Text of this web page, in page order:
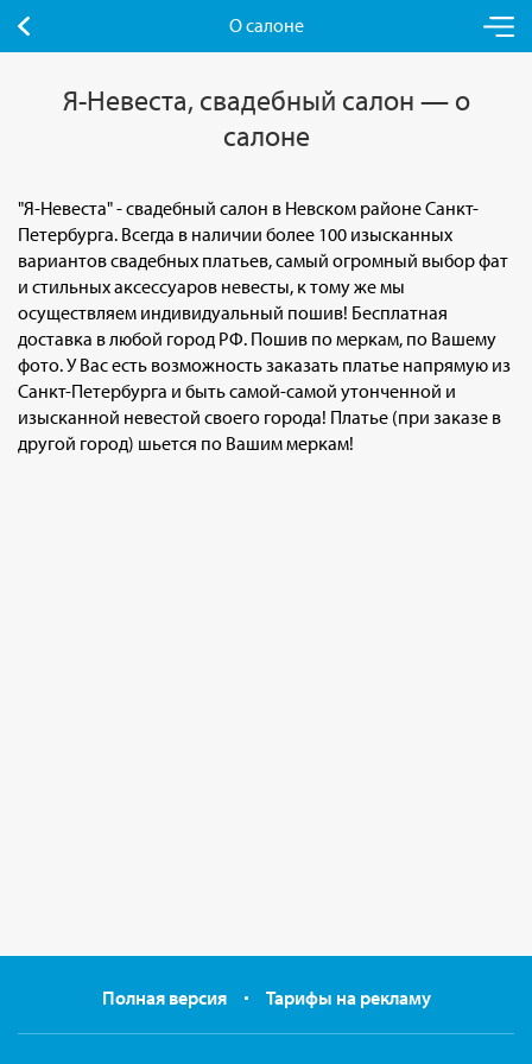
О салоне
Я-Невеста, свадебный салон — о
салоне
"Я-Невеста" - свадебный салон в Невском районе Санкт-
Петербурга. Всегда в наличии более 100 изысканных
вариантов свадебных платьев, самый огромный выбор фат
и стильных аксессуаров невесты, к тому же мы
осуществляем индивидуальный пошив! Бесплатная
доставка в любой город РФ. Пошив по меркам, по Вашему
фото. У Вас есть возможность заказать платье напрямую из
Санкт-Петербурга и быть самой-самой утонченной и
изысканной невестой своего города! Платье (при заказе в
другой город) шьется по Вашим меркам!
Полная версия Тарифы на рекламу